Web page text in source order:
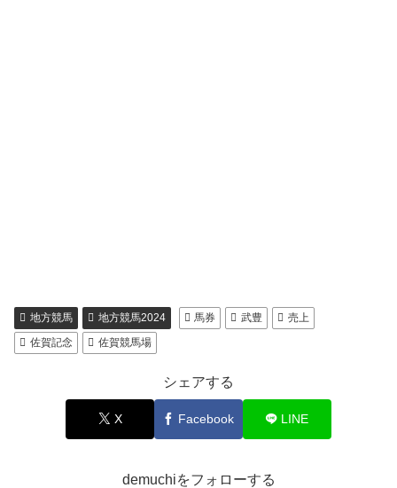
地方競馬 地方競馬2024 馬券 武豊
売上
佐賀記念
佐賀競馬場
シェアする
X Facebook LINE
demuchiをフォローする